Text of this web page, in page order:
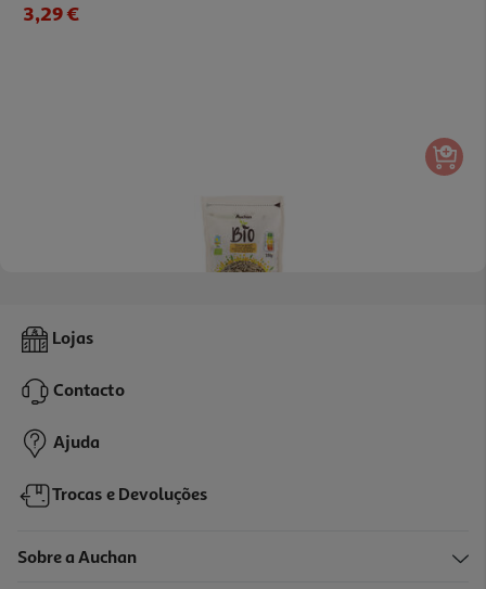
3,29 €
Sementes Auchan Girassol Bio Sem Pele 150g
0,99 €
Lojas
Contacto
Ajuda
Trocas e Devoluções
Sobre a Auchan